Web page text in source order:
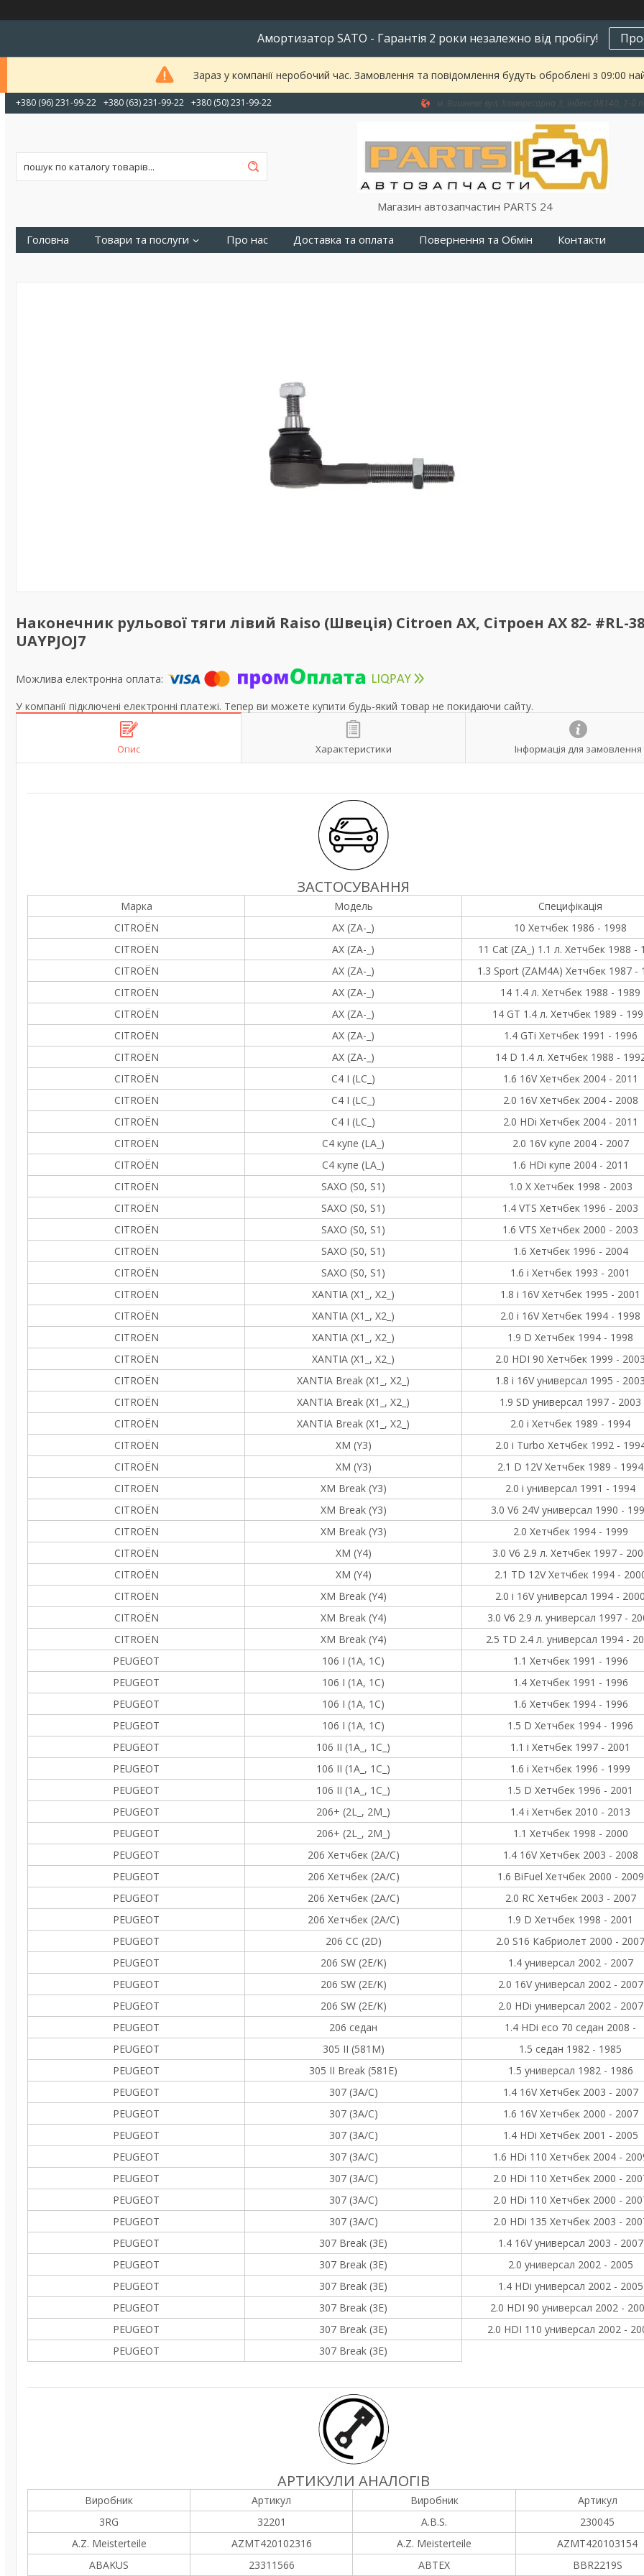
Амортизатор SATO - Гарантія 2 роки незалежно від пробігу!
Зараз у компанії неробочий час. Замовлення та повідомлення будуть оброблені з 09:00
+380 (96) 231-99-22 +380 (63) 231-99-22 +380 (50) 231-99-22 м. Вишневе вул. Компресорна 3, індекс 08140, 7-й
Магазин автозапчастин PARTS 24
Головна Товари та послуги Про нас Доставка та оплата Повернення та Обмін Контакти
Наконечник рульової тяги лівий Raiso (Швеція) Citroen AX, Сітроен АХ 82- #RL-
UAYPJOJ7
У компанії підключені електронні платежі. Тепер ви можете купити будь-який товар не покидаючи сайту.
Опис Характеристики Інформація для замовлення
ЗАСТОСУВАННЯ
Марка Модель
Специфікація
CITROËN
AX (ZA-_)
10 Хетчбек 1986 - 1998
CITROËN
AX (ZA-_)
11 Cat (ZA_) 1.1 л. Хетчбек 1988 -
CITROËN
AX (ZA-_)
1.3 Sport (ZAM4A) Хетчбек 1987 -
CITROËN
AX (ZA-_)
14 1.4 л. Хетчбек 1988 - 1989
CITROËN
AX (ZA-_)
14 GT 1.4 л. Хетчбек 1989 -
CITROËN
AX (ZA-_)
1.4 GTi Хетчбек 1991 - 1996
CITROËN
AX (ZA-_)
14 D 1.4 л. Хетчбек 1988 -
CITROËN
C4 I (LC_)
1.6 16V Хетчбек 2004 - 2011
CITROËN
C4 I (LC_)
2.0 16V Хетчбек 2004 - 2008
CITROËN
C4 I (LC_)
2.0 HDi Хетчбек 2004 - 2011
CITROËN
C4 купе (LA_)
2.0 16V купе 2004 - 2007
CITROËN
C4 купе (LA_)
1.6 HDi купе 2004 - 2011
CITROËN
SAXO (S0, S1)
1.0 X Хетчбек 1998 - 2003
CITROËN
SAXO (S0, S1)
1.4 VTS Хетчбек 1996 - 2003
CITROËN
SAXO (S0, S1)
1.6 VTS Хетчбек 2000 - 2003
CITROËN
SAXO (S0, S1)
1.6 Хетчбек 1996 - 2004
CITROËN
SAXO (S0, S1)
1.6 i Хетчбек 1993 - 2001
CITROËN
XANTIA (X1_, X2_)
1.8 i 16V Хетчбек 1995 - 2001
CITROËN
XANTIA (X1_, X2_)
2.0 i 16V Хетчбек 1994 - 1998
CITROËN
XANTIA (X1_, X2_)
1.9 D Хетчбек 1994 - 1998
CITROËN
XANTIA (X1_, X2_)
2.0 HDI 90 Хетчбек 1999 -
CITROËN
XANTIA Break (X1_, X2_)
1.8 i 16V универсал 1995 -
CITROËN
XANTIA Break (X1_, X2_)
1.9 SD универсал 1997 - 2003
CITROËN
XANTIA Break (X1_, X2_)
2.0 i Хетчбек 1989 - 1994
CITROËN
XM (Y3)
2.0 i Turbo Хетчбек 1992 -
CITROËN
XM (Y3)
2.1 D 12V Хетчбек 1989 - 1994
CITROËN
XM Break (Y3)
2.0 i универсал 1991 - 1994
CITROËN
XM Break (Y3)
3.0 V6 24V универсал 1990 -
CITROËN
XM Break (Y3)
2.0 Хетчбек 1994 - 1999
CITROËN
XM (Y4)
3.0 V6 2.9 л. Хетчбек 1997 -
CITROËN
XM (Y4)
2.1 TD 12V Хетчбек 1994 -
CITROËN
XM Break (Y4)
2.0 i 16V универсал 1994 -
CITROËN
XM Break (Y4)
3.0 V6 2.9 л. универсал 1997 -
CITROËN
XM Break (Y4)
2.5 TD 2.4 л. универсал 1994 -
PEUGEOT
106 I (1A, 1C)
1.1 Хетчбек 1991 - 1996
PEUGEOT
106 I (1A, 1C)
1.4 Хетчбек 1991 - 1996
PEUGEOT
106 I (1A, 1C)
1.6 Хетчбек 1994 - 1996
PEUGEOT
106 I (1A, 1C)
1.5 D Хетчбек 1994 - 1996
PEUGEOT
106 II (1A_, 1C_)
1.1 i Хетчбек 1997 - 2001
PEUGEOT
106 II (1A_, 1C_)
1.6 i Хетчбек 1996 - 1999
PEUGEOT
106 II (1A_, 1C_)
1.5 D Хетчбек 1996 - 2001
PEUGEOT
206+ (2L_, 2M_)
1.4 i Хетчбек 2010 - 2013
PEUGEOT
206+ (2L_, 2M_)
1.1 Хетчбек 1998 - 2000
PEUGEOT
206 Хетчбек (2A/C)
1.4 16V Хетчбек 2003 - 2008
PEUGEOT
206 Хетчбек (2A/C)
1.6 BiFuel Хетчбек 2000 - 2009
PEUGEOT
206 Хетчбек (2A/C)
2.0 RC Хетчбек 2003 - 2007
PEUGEOT
206 Хетчбек (2A/C)
1.9 D Хетчбек 1998 - 2001
PEUGEOT
206 CC (2D)
2.0 S16 Кабриолет 2000 - 2007
PEUGEOT
206 SW (2E/K)
1.4 универсал 2002 - 2007
PEUGEOT
206 SW (2E/K)
2.0 16V универсал 2002 - 2007
PEUGEOT
206 SW (2E/K)
2.0 HDi универсал 2002 - 2007
PEUGEOT
206 седан
1.4 HDi eco 70 седан 2008 -
PEUGEOT
305 II (581M)
1.5 седан 1982 - 1985
PEUGEOT
305 II Break (581E)
1.5 универсал 1982 - 1986
PEUGEOT
307 (3A/C)
1.4 16V Хетчбек 2003 - 2007
PEUGEOT
307 (3A/C)
1.6 16V Хетчбек 2000 - 2007
PEUGEOT
307 (3A/C)
1.4 HDi Хетчбек 2001 - 2005
PEUGEOT
307 (3A/C)
1.6 HDi 110 Хетчбек 2004 -
PEUGEOT
307 (3A/C)
2.0 HDi 110 Хетчбек 2000 -
PEUGEOT
307 (3A/C)
2.0 HDi 110 Хетчбек 2000 -
PEUGEOT
307 (3A/C)
2.0 HDi 135 Хетчбек 2003 -
PEUGEOT
307 Break (3E)
1.4 16V универсал 2003 - 2007
PEUGEOT
307 Break (3E)
2.0 универсал 2002 - 2005
PEUGEOT
307 Break (3E)
1.4 HDi универсал 2002 - 2005
PEUGEOT
307 Break (3E)
2.0 HDI 90 универсал 2002 -
PEUGEOT
307 Break (3E)
2.0 HDI 110 универсал 2002 -
PEUGEOT
307 Break (3E)
АРТИКУЛИ АНАЛОГІВ
Виробник Артикул Виробник
Артикул
3RG
32201 A.B.S.
230045
A.Z. Meisterteile
AZMT420102316 A.Z. Meisterteile
AZMT420103154
ABAKUS
23311566 ABTEX BBR2219S